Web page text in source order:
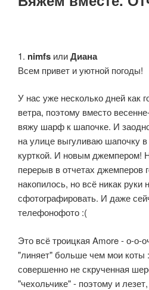
1. nimfs илиДиана
Всем привет и уютной погоды!
У нас уже несколько дней как
ветра, поэтому вместо
вяжу шарф к шапочке. И
на улице выгуливаю шапочку
курткой. И новым джемпером!
перерыв в отчетах джемперов
накопилось, но всё никак руки
сфотографировать. И даже
телефонофото :(
Это всё троицкая Amore - о-о-
"линяет" больше чем мои
совершенно не скрученная
"чехольчике" - поэтому и